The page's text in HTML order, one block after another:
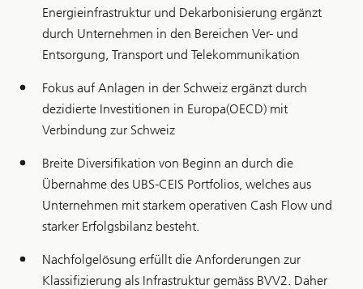
Energieinfrastruktur und Dekarbonisierung ergänzt
durch Unternehmen in den Bereichen Ver- und
Entsorgung, Transport und Telekommunikation
Fokus auf Anlagen in der Schweiz ergänzt durch
dezidierte Investitionen in Europa(OECD) mit
Verbindung zur Schweiz
Breite Diversifikation von Beginn an durch die
Übernahme des UBS-CEIS Portfolios, welches aus
Unternehmen mit starkem operativen Cash Flow und
starker Erfolgsbilanz besteht.
Nachfolgelösung erfüllt die Anforderungen zur
Klassifizierung als Infrastruktur gemäss BVV2. Daher